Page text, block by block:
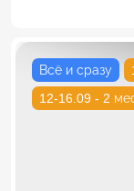
Всё и сразу
12-16.09 - 2